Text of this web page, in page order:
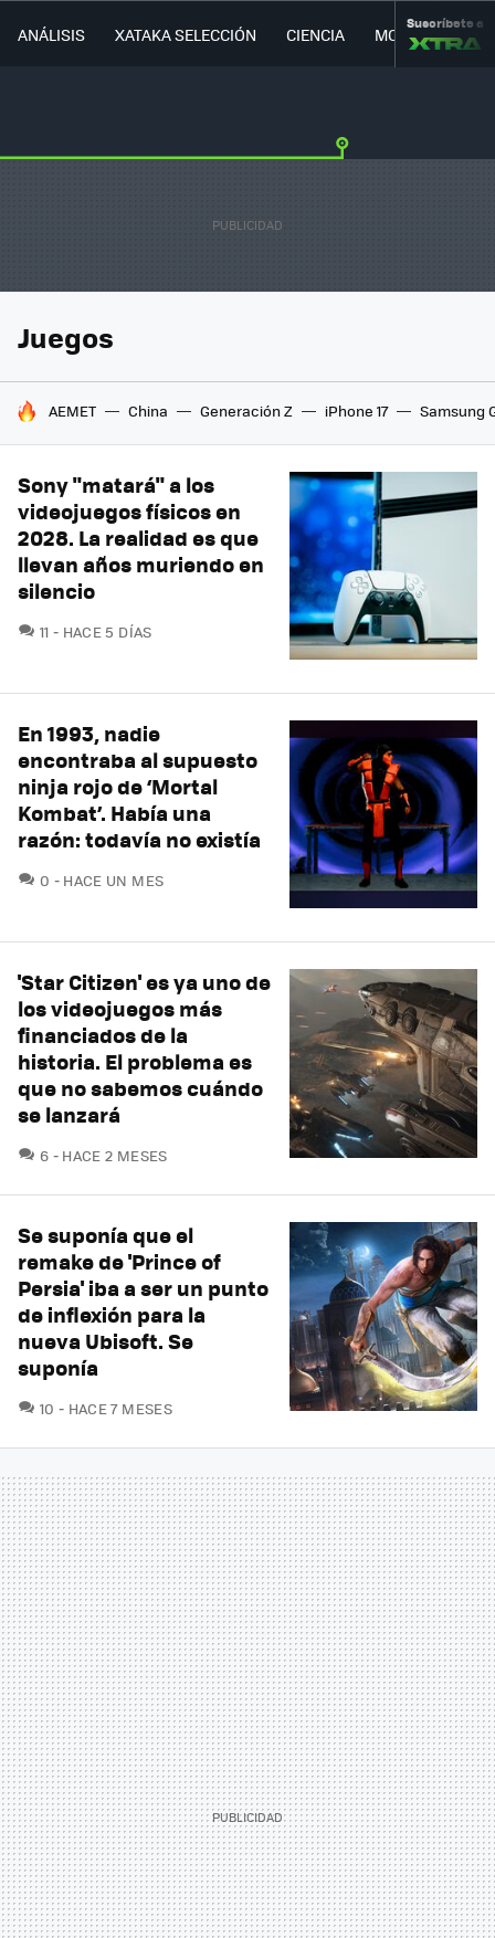
ANÁLISIS XATAKA SELECCIÓN CIENCIA MOVILIDAD
Suscríbete a
Juegos
HOY SE HABLA DE
AEMET China Generación Z iPhone 17 Samsung
Sony "matará" a los
videojuegos físicos en
2028. La realidad es que
llevan años muriendo en
silencio
11 COMENTARIOS
HACE 5 DÍAS
En 1993, nadie
encontraba al supuesto
ninja rojo de ‘Mortal
Kombat’. Había una
razón: todavía no existía
0 COMENTARIOS
HACE UN MES
'Star Citizen' es ya uno de
los videojuegos más
financiados de la
historia. El problema es
que no sabemos cuándo
se lanzará
6 COMENTARIOS
HACE 2 MESES
Se suponía que el
remake de 'Prince of
Persia' iba a ser un punto
de inflexión para la
nueva Ubisoft. Se
suponía
10 COMENTARIOS
HACE 7 MESES